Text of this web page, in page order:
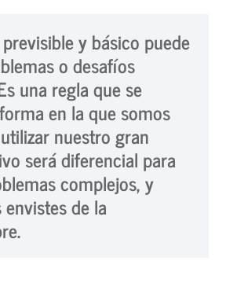
y básico puede
o desafíos
una regla que se
en la que somos
nuestro gran
será diferencial para
complejos, y
de la